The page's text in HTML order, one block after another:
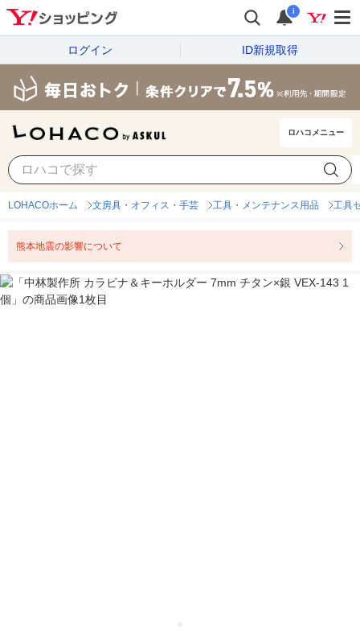
i
ログイン ID新規取得
ロハコメニュー
LOHACOホーム 文房具・オフィス・手芸 工具・メンテナンス用品 工具
熊本地震の影響について